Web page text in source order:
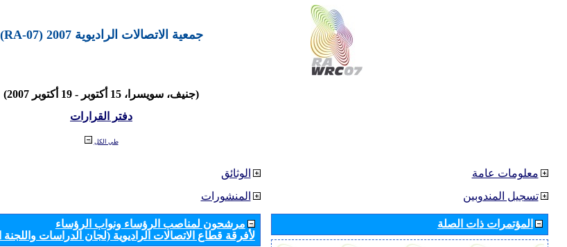
جمعية الاتصالات الراديوية 2007 (RA-07)
(جنيف، سويسرا، 15 أكتوبر - 19 أكتوبر 2007)
دفتر القرارات
طي الكل
الوثائق
المنشورات
مرشحون لمناصب الرؤساء ونواب الرؤساء
لأفرقة قطاع الاتصالات الراديوية (لجان الدراسات
معلومات عامة
تسجيل المندوبين
المؤتمرات ذات الصلة